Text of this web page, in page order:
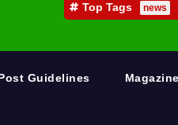
Top Tags news
Guidelines Magazine